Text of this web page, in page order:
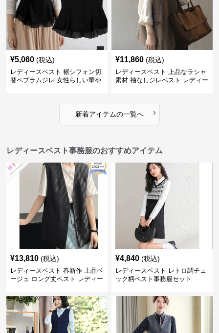
¥5,060 (税込)
レディースベスト 裾シフォン切
替ペプラムジレ 女性らしい華や
¥11,860 (税込)
レディースベスト 上品なラシャ
素材 袖なしジレベスト レディー
新着アイテムの一覧へ ›
レディースベスト事務服のおすすめアイテム
¥13,810 (税込)
レディースベスト 春新作 上品ベ
ージュ ロング丈ベスト レディー
¥4,840 (税込)
レディースベスト レトロ調チェ
ック柄ベスト事務服セット